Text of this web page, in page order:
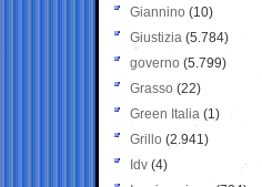
Giannino (10)
Giustizia (5.784)
governo (5.799)
Grasso (22)
Green Italia (1)
Grillo (2.941)
Idv (4)